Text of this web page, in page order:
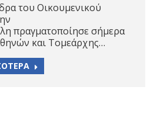
του Οικουμενικού
πραγματοποίησε σήμερα
και Τομεάρχης…